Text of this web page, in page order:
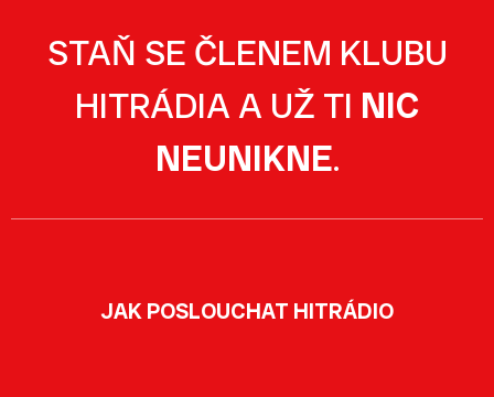
STAŇ SE ČLENEM KLUBU
HITRÁDIA A UŽ TI NIC
NEUNIKNE.
JAK POSLOUCHAT HITRÁDIO